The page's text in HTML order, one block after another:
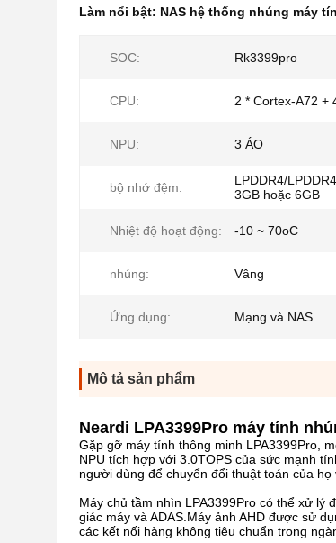
Làm nổi bật: NAS hệ thống nhúng máy
SOC: Rk3399pro
CPU: 2 * Cortex-A72 +
NPU: 3 ÁO
bộ nhớ đệm:
LPDDR4/
3GB hoặc 6GB
Nhiệt độ hoạt động: -10 ~ 70oC
nhúng: Vâng
Ứng dụng: Mạng và NAS
Mô tả sản phẩm
Neardi LPA3399Pro máy tính
Gặp gỡ máy tính thông minh LPA3399Pro,
NPU tích hợp với 3.0TOPS của sức mạnh
người dùng để chuyển đổi thuật toán của họ
Máy chủ tầm nhìn LPA3399Pro có thể xử lý
giác máy và ADAS.Máy ảnh AHD được sử
các kết nối hàng không tiêu chuẩn trong